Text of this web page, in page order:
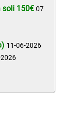
soli 150€ 07-
11-06-2026